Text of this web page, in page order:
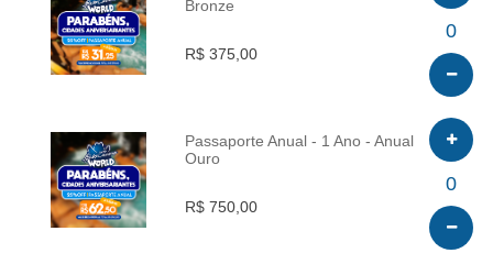
INFO
Bronze
R$ 375,00
0
INFO
Passaporte Anual - 1 Ano - Anual
Ouro
R$ 750,00
0